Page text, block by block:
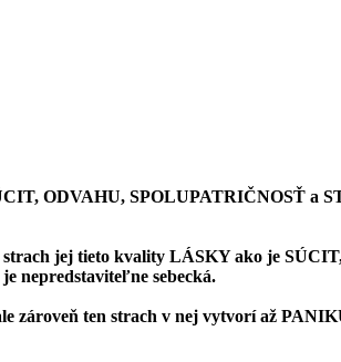
ODVAHU, SPOLUPATRIČNOSŤ a
jej tieto kvality LÁSKY ako je
nepredstaviteľne sebecká.
ten strach v nej vytvorí až